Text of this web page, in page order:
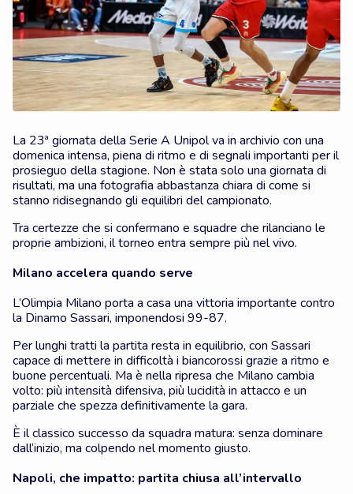
La 23ª giornata della Serie A Unipol va in archivio con una
domenica intensa, piena di ritmo e di segnali importanti per il
prosieguo della stagione. Non è stata solo una giornata di
risultati, ma una fotografia abbastanza chiara di come si
stanno ridisegnando gli equilibri del campionato.
Tra certezze che si confermano e squadre che rilanciano le
proprie ambizioni, il torneo entra sempre più nel vivo.
Milano accelera quando serve
L’Olimpia Milano porta a casa una vittoria importante contro
la Dinamo Sassari, imponendosi 99-87.
Per lunghi tratti la partita resta in equilibrio, con Sassari
capace di mettere in difficoltà i biancorossi grazie a ritmo e
buone percentuali. Ma è nella ripresa che Milano cambia
volto: più intensità difensiva, più lucidità in attacco e un
parziale che spezza definitivamente la gara.
È il classico successo da squadra matura: senza dominare
dall’inizio, ma colpendo nel momento giusto.
Napoli, che impatto: partita chiusa all’intervallo